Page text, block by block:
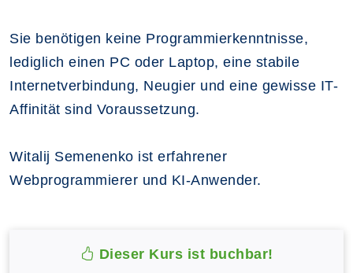
Sie benötigen keine Programmierkenntnisse,
lediglich einen PC oder Laptop, eine stabile
Internetverbindung, Neugier und eine gewisse IT-
Affinität sind Voraussetzung.
Witalij Semenenko ist erfahrener
Webprogrammierer und KI-Anwender.
Dieser Kurs ist buchbar!